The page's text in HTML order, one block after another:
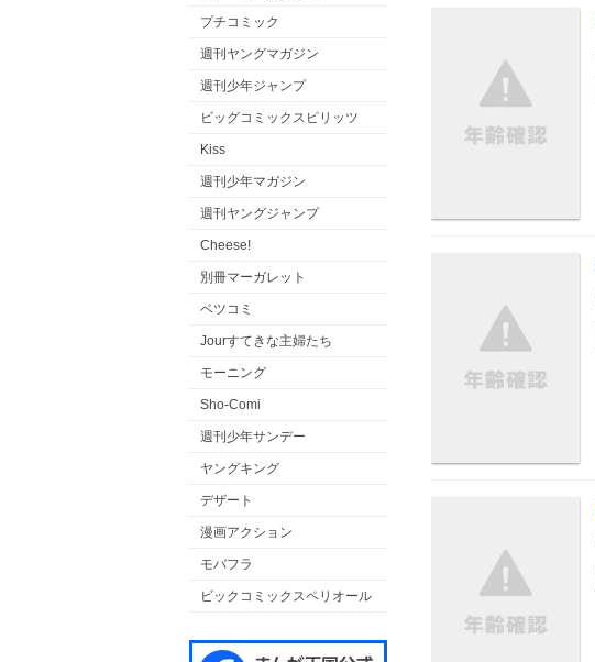
プチコミック
週刊ヤングマガジン
週刊少年ジャンプ
ビッグコミックスピリッツ
Kiss
週刊少年マガジン
週刊ヤングジャンプ
Cheese!
別冊マーガレット
ベツコミ
Jourすてきな主婦たち
モーニング
Sho-Comi
週刊少年サンデー
ヤングキング
デザート
漫画アクション
モバフラ
ビックコミックスペリオール